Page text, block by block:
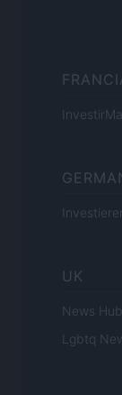
UK
News
Lgbtq